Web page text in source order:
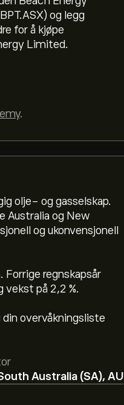
og legg
for å kjøpe
Limited.
.
olje- og gasselskap.
Australia og New
og ukonvensjonell
Forrige regnskapsår
vekst på 2,2 %.
din overvåkningsliste
Australia (SA), AU
for fremtidige